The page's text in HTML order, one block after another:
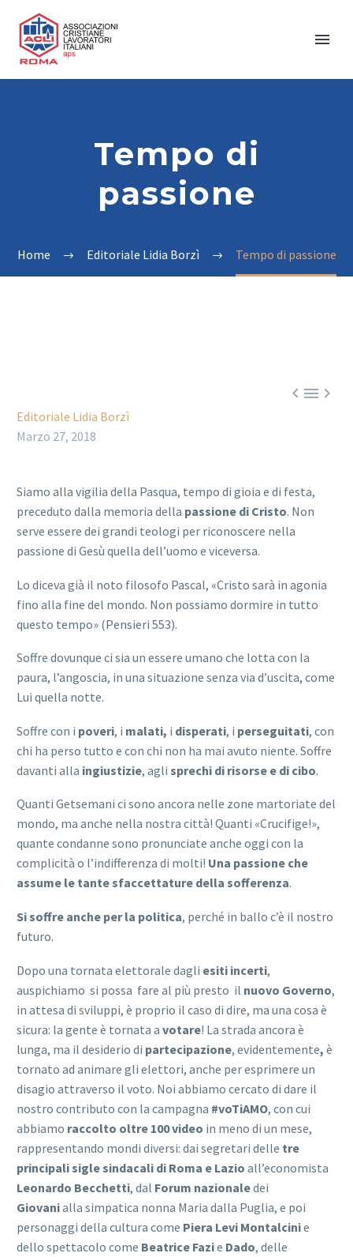
Tempo di
passione
Home Editoriale Lidia Borzì Tempo di passione

Editoriale Lidia Borzì
Marzo 27, 2018
Siamo alla vigilia della Pasqua, tempo di gioia e di festa,
preceduto dalla memoria della passione di Cristo. Non
serve essere dei grandi teologi per riconoscere nella
passione di Gesù quella dell’uomo e viceversa.
Lo diceva già il noto filosofo Pascal, «Cristo sarà in agonia
fino alla fine del mondo. Non possiamo dormire in tutto
questo tempo» (Pensieri 553).
Soffre dovunque ci sia un essere umano che lotta con la
paura, l’angoscia, in una situazione senza via d’uscita, come
Lui quella notte.
Soffre con i poveri, i malati, i disperati, i perseguitati, con
chi ha perso tutto e con chi non ha mai avuto niente. Soffre
davanti alla ingiustizie, agli sprechi di risorse e di cibo.
Quanti Getsemani ci sono ancora nelle zone martoriate del
mondo, ma anche nella nostra città! Quanti «Crucifige!»,
quante condanne sono pronunciate anche oggi con la
complicità o l’indifferenza di molti! Una passione che
assume le tante sfaccettature della sofferenza.
Si soffre anche per la politica, perché in ballo c’è il nostro
futuro.
Dopo una tornata elettorale dagli esiti incerti,
auspichiamo si possa fare al più presto il nuovo Governo,
in attesa di sviluppi, è proprio il caso di dire, ma una cosa è
sicura: la gente è tornata a votare! La strada ancora è
lunga, ma il desiderio di partecipazione, evidentemente, è
tornato ad animare gli elettori, anche per esprimere un
disagio attraverso il voto. Noi abbiamo cercato di dare il
nostro contributo con la campagna #voTiAMO, con cui
abbiamo raccolto oltre 100 video in meno di un mese,
rappresentando mondi diversi: dai segretari delle tre
principali sigle sindacali di Roma e Lazio all’economista
Leonardo Becchetti, dal Forum nazionaledei
Giovanialla simpatica nonna Maria dalla Puglia, e poi
personaggi della cultura come Piera Levi Montalcinie
dello spettacolo come Beatrice Fazie Dado, delle